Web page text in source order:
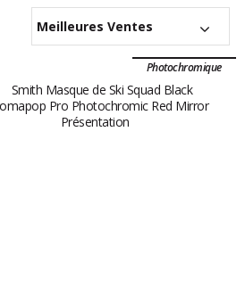
Meilleures Ventes
Photochromique